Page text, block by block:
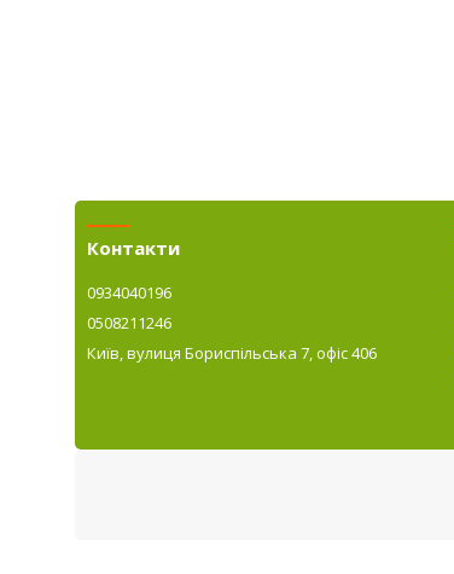
Контакти
0934040196
0508211246
Київ, вулиця Бориспільська 7, офіс 406